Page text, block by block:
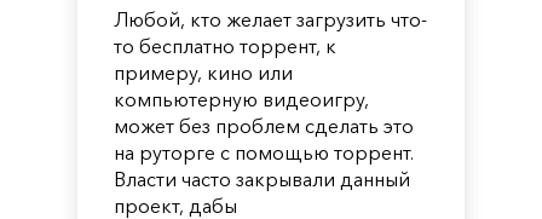
Любой, кто желает загрузить что-
то бесплатно торрент, к
примеру, кино или
компьютерную видеоигру,
может без проблем сделать это
на руторге с помощью торрент.
Власти часто закрывали данный
проект, дабы